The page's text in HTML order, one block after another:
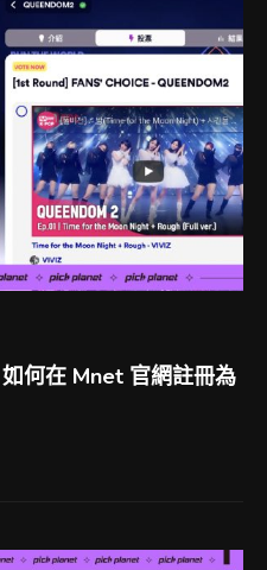
何在 Mnet 官網註冊為